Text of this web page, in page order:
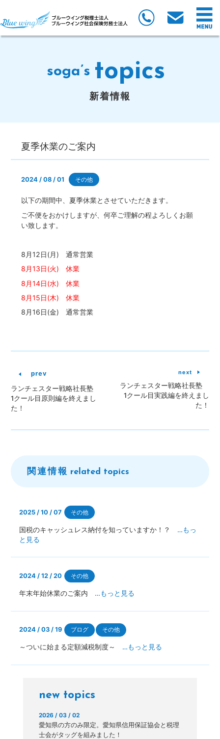
soga’s topics
新着情報
夏季休業のご案内
2024 / 08 / 01 その他
以下の期間中、夏季休業とさせていただきます。
ご不便をおかけしますが、何卒ご理解の程よろしくお願
い致します。
8月12日(月) 通常営業
8月13日(火) 休業
8月14日(水) 休業
8月15日(木) 休業
8月16日(金) 通常営業
prev
ランチェスター戦略社長塾
1クール目原則編を終えまし
た！
next
ランチェスター戦略社長塾
1クール目実践編を終えまし
た！
関連情報 related topics
2025 / 10 / 07 その他
国税のキャッシュレス納付を知っていますか！？ …もっ
と見る
2024 / 12 / 20 その他
年末年始休業のご案内 …もっと見る
2024 / 03 / 19 ブログ その他
～ついに始まる定額減税制度～ …もっと見る
new topics
2026 / 03 / 02
愛知県の方のみ限定。愛知県信用保証協会と税理
士会がタッグを組みました！